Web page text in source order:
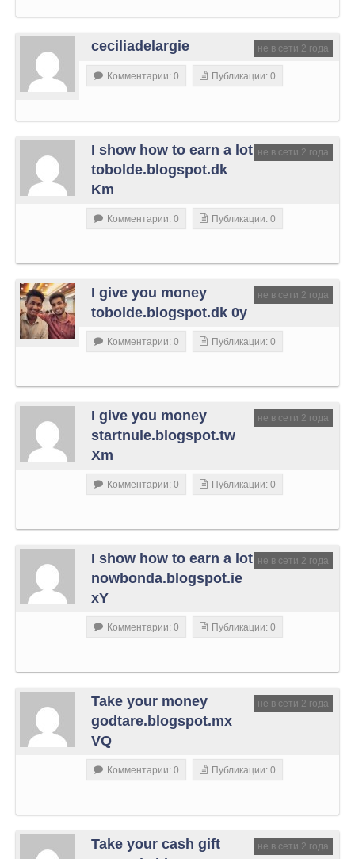
не в сети 2 года
ceciliadelargie
Комментарии: 0 Публикации: 0
не в сети 2 года
I show how to earn a lot
tobolde.blogspot.dk
Km
Комментарии: 0 Публикации: 0
не в сети 2 года
I give you money
tobolde.blogspot.dk 0y
Комментарии: 0 Публикации: 0
не в сети 2 года
I give you money
startnule.blogspot.tw
Xm
Комментарии: 0 Публикации: 0
не в сети 2 года
I show how to earn a lot
nowbonda.blogspot.ie
xY
Комментарии: 0 Публикации: 0
не в сети 2 года
Take your money
godtare.blogspot.mx
VQ
Комментарии: 0 Публикации: 0
не в сети 2 года
Take your cash gift